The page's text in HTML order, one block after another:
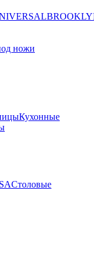
ножи
Кухонные
Столовые